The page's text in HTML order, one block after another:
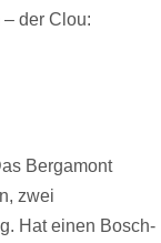
der Clou: